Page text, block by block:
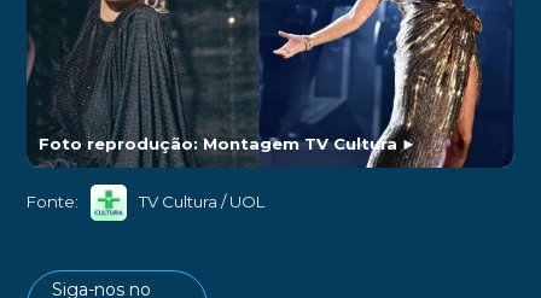
Foto reprodução: Montagem TV Cultura ►
Fonte: TV Cultura / UOL
Siga-nos no